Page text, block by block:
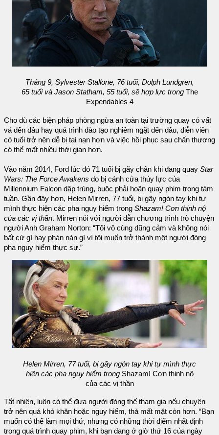
Tháng 9, Sylvester Stallone, 76 tuổi, Dolph Lundgren,
65 tuổi và Jason Statham, 55 tuổi, sẽ hợp lực trongThe
Expendables 4
Cho dù các biện pháp phòng ngừa an toàn tại trường quay có vất
vả đến đâu hay quá trình đào tạo nghiêm ngặt đến đâu, diễn viên
có tuổi trở nên dễ bị tai nạn hơn và việc hồi phục sau chấn thương
có thể mất nhiều thời gian hơn.
Vào năm 2014, Ford lúc đó 71 tuổi bị gãy chân khi đang quay Star
Wars: The Force Awakens do bị cánh cửa thủy lực của
Millennium Falcon dập trúng, buộc phải hoãn quay phim trong tám
tuần. Gần đây hơn, Helen Mirren, 77 tuổi, bị gãy ngón tay khi tự
mình thực hiện các pha nguy hiểm trong Shazam! Cơn thịnh nộ
của các vị thần. Mirren nói với người dẫn chương trình trò chuyện
người Anh Graham Norton: “Tôi vô cùng dũng cảm và không nói
bất cứ gì hay phàn nàn gì vì tôi muốn trở thành một người đóng
pha nguy hiểm thực sự.”
Helen Mirren, 77 tuổi, bị gãy ngón tay khi tự mình thực
hiện các pha nguy hiểm trong Shazam! Cơn thịnh nộ
của các vị thần
Tất nhiên, luôn có thể đưa người đóng thế tham gia nếu chuyện
trở nên quá khó khăn hoặc nguy hiểm, thà mất mặt còn hơn. “Bạn
muốn có thể làm mọi thứ, nhưng có những thời điểm nhất định
trong quá trình quay phim, khi bạn đang ở giờ thứ 16 của ngày